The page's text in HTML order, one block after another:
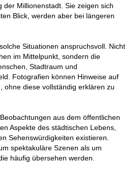
der Millionenstadt. Sie zeigen sich
Blick, werden aber bei längeren
Situationen anspruchsvoll. Nicht
im Mittelpunkt, sondern die
Stadtraum und
Fotografien können Hinweise auf
ohne diese vollständig erklären zu
aus dem öffentlichen
Aspekte des städtischen Lebens,
Sehenswürdigkeiten existieren.
spektakuläre Szenen als um
häufig übersehen werden.